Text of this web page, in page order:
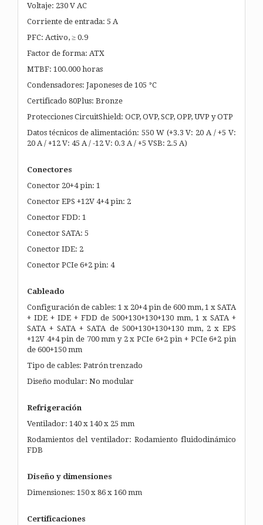
Voltaje: 230 V AC
Corriente de entrada: 5 A
PFC: Activo, ≥ 0.9
Factor de forma: ATX
MTBF: 100.000 horas
Condensadores: Japoneses de 105 °C
Certificado 80Plus: Bronze
Protecciones CircuitShield: OCP, OVP, SCP, OPP, UVP y OTP
Datos técnicos de alimentación: 550 W (+3.3 V: 20 A / +5 V:
20 A / +12 V: 45 A / -12 V: 0.3 A / +5 VSB: 2.5 A)
Conectores
Conector 20+4 pin: 1
Conector EPS +12V 4+4 pin: 2
Conector FDD: 1
Conector SATA: 5
Conector IDE: 2
Conector PCIe 6+2 pin: 4
Cableado
Configuración de cables: 1 x 20+4 pin de 600 mm, 1 x SATA
+ IDE + IDE + FDD de 500+130+130+130 mm, 1 x SATA +
SATA + SATA + SATA de 500+130+130+130 mm, 2 x EPS
+12V 4+4 pin de 700 mm y 2 x PCIe 6+2 pin + PCIe 6+2 pin
de 600+150 mm
Tipo de cables: Patrón trenzado
Diseño modular: No modular
Refrigeración
Ventilador: 140 x 140 x 25 mm
Rodamientos del ventilador: Rodamiento fluidodinámico
FDB
Diseño y dimensiones
Dimensiones: 150 x 86 x 160 mm
Certificaciones